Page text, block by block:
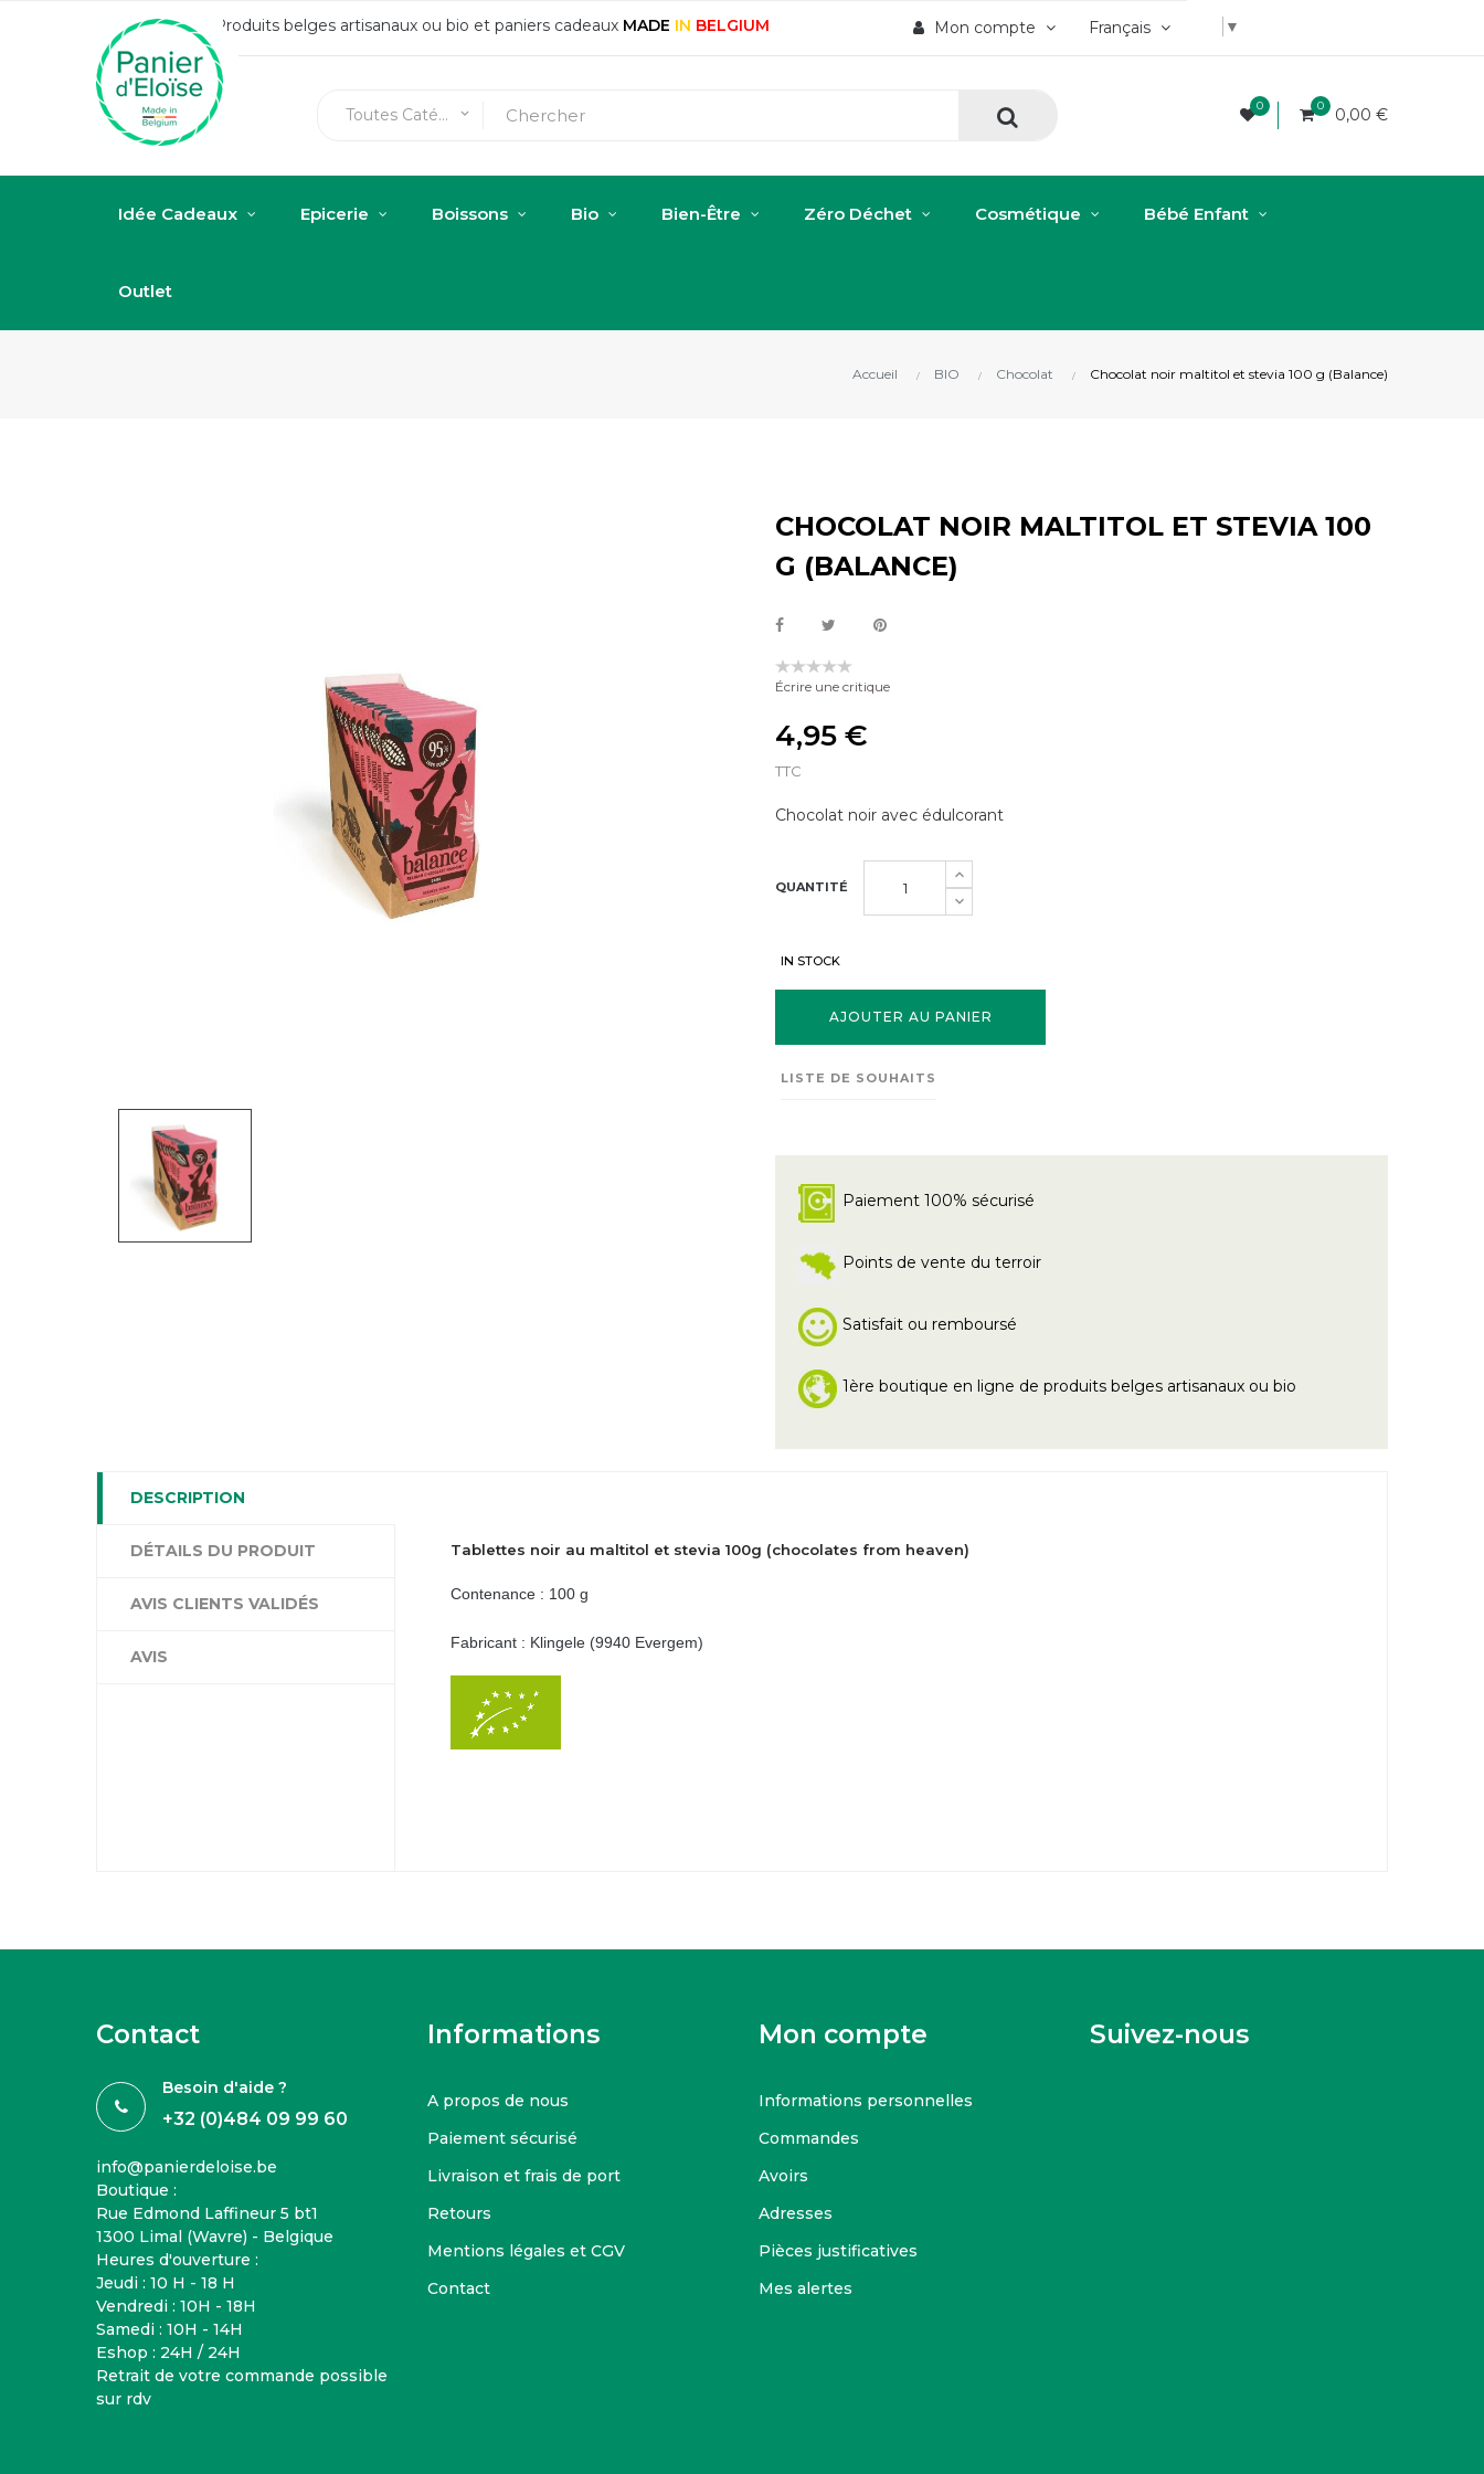
Produits belges artisanaux ou bio et paniers cadeaux MADE IN BELGIUM Français
Mon compte ▼
Toutes Catégories keyboard_arrow_down
0 0 0,00 €
Idée Cadeaux Epicerie Boissons Bio Bien-Être Zéro Déchet Cosmétique Bébé Enfant
Outlet
Accueil BIO Chocolat Chocolat noir maltitol et stevia 100 g (Balance)
CHOCOLAT NOIR MALTITOL ET STEVIA 100
G (BALANCE)
Écrire une critique
4,95 €
TTC
Chocolat noir avec édulcorant
QUANTITÉ
IN STOCK
AJOUTER AU PANIER
LISTE DE SOUHAITS
Paiement 100% sécurisé
Points de vente du terroir
Satisfait ou remboursé
1ère boutique en ligne de produits belges artisanaux ou bio
DESCRIPTION
DÉTAILS DU PRODUIT
AVIS CLIENTS VALIDÉS
AVIS
Tablettes noir au maltitol et stevia 100g (chocolates from heaven)
Contenance : 100 g
Fabricant : Klingele (9940 Evergem)
Contact
Besoin d'aide ?
+32 (0)484 09 99 60
info@panierdeloise.be
Boutique :
Rue Edmond Laffineur 5 bt1
1300 Limal (Wavre) - Belgique
Heures d'ouverture :
Jeudi : 10 H - 18 H
Vendredi : 10H - 18H
Samedi : 10H - 14H
Eshop : 24H / 24H
Retrait de votre commande possible
sur rdv
Informations
A propos de nous
Paiement sécurisé
Livraison et frais de port
Retours
Mentions légales et CGV
Contact
Mon compte
Informations personnelles
Commandes
Avoirs
Adresses
Pièces justificatives
Mes alertes
Suivez-nous